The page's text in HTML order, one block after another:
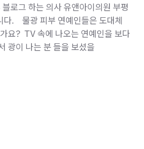
로그 하는 의사 유앤아이의원 부평
. ​ ​ ​ 물광 피부 연예인들은 도대체
요? ​ TV 속에 나오는 연예인을 보다
광이 나는 분 들을 보셨을